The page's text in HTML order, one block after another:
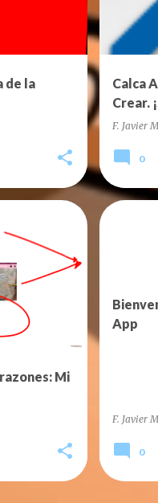
de la
Calca
Crear.
F. Javier
0
Mi
App
F. Javier
0